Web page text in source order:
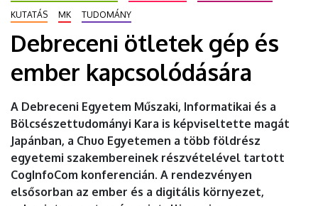
DEBRECENI
EGYETEM
KUTATÁS
MK TUDOMÁNY
Debreceni ötletek gép és
ember kapcsolódására
A Debreceni Egyetem Műszaki, Informatikai és a
Bölcsészettudományi Kara is képviseltette magát
Japánban, a Chuo Egyetemen a több földrész
egyetemi szakembereinek részvételével tartott
CogInfoCom konferencián. A rendezvényen
elsősorban az ember és a digitális környezet,